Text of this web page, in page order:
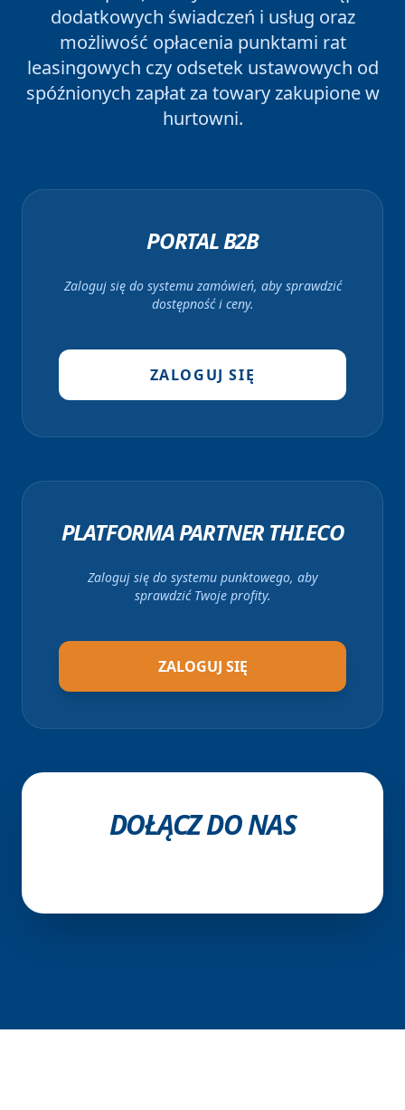
dodatkowych świadczeń i usług oraz
możliwość opłacenia punktami rat
leasingowych czy odsetek ustawowych od
spóźnionych zapłat za towary zakupione w
hurtowni.
PORTAL B2B
Zaloguj się do systemu zamówień, aby sprawdzić
dostępność i ceny.
ZALOGUJ SIĘ
PLATFORMA PARTNER THI.ECO
Zaloguj się do systemu punktowego, aby
sprawdzić Twoje profity.
ZALOGUJ SIĘ
DOŁĄCZ DO NAS